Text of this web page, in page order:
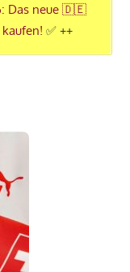
Das neue 🇩🇪
✅ ++